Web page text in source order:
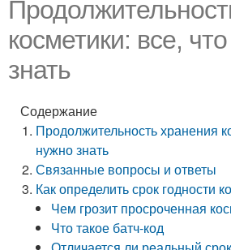
косметики: все,
знать
Содержание
Продолжительность хранения
нужно знать
Связанные вопросы и ответы
Как определить срок годности
Чем грозит просроченная
Что такое батч-код